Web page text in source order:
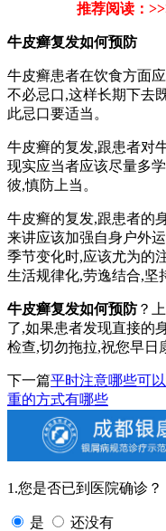
推荐阅读：
牛皮癣复发如何预防
牛皮癣患者在饮食方面
不必忌口,这样长期下去
此忌口要适当。
牛皮癣的复发,跟患者对
现实应当者应该尽量多
彼,慎防上当。
牛皮癣的复发,跟患者的
来讲应该加强自身户外
季节变化时,应该尤为的
生活规律化,劳逸结合,坚
牛皮癣复发如何预防？
了,如果患者发现直接的
检查,切勿拖拉,祝您早日
下一篇平时注意哪些可
重的方式有哪些
1.您是否已到医院确诊？
是 还没有